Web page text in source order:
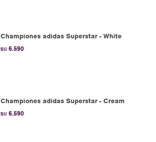
Championes adidas Superstar - White
$U 6.590
Championes adidas Superstar - Cream
$U 6.590